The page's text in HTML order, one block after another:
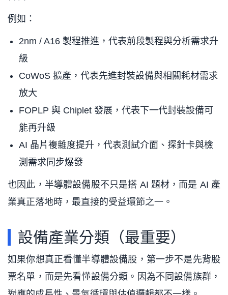
例如：
2nm / A16 製程推進，代表前段製程與分析需求升
級
CoWoS 擴產，代表先進封裝設備與相關耗材需求
放大
FOPLP 與 Chiplet 發展，代表下一代封裝設備可
能再升級
AI 晶片複雜度提升，代表測試介面、探針卡與檢
測需求同步爆發
也因此，半導體設備股不只是搭 AI 題材，而是 AI 產
業真正落地時，最直接的受益環節之一。
設備產業分類（最重要）
如果你想真正看懂半導體設備股，第一步不是先背股
票名單，而是先看懂設備分類。因為不同設備族群，